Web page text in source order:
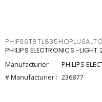
PHIF96T8TL835HOPLUSALTO
PHILIPS ELECTRONICS -
Manufacturier :
PHILIPS
# Manufacturier : 236877